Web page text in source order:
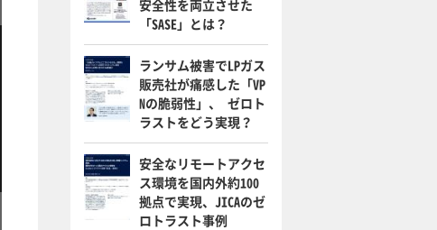
安全性を両立させた
「SASE」とは？
ランサム被害でLPガス
販売社が痛感した「VP
Nの脆弱性」、 ゼロト
ラストをどう実現？
安全なリモートアクセ
ス環境を国内外約100
拠点で実現、JICAのゼ
ロトラスト事例